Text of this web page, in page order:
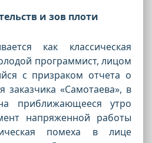
и зов плоти
как классическая
программист, лицом
с призраком отчета о
заказчика «Самотаева», в
приближающееся утро
напряженной работы
помеха в лице